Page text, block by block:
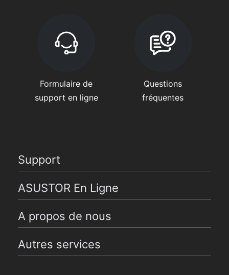
Formulaire de
support en ligne
Questions
fréquentes
Support
ASUSTOR En Ligne
A propos de nous
Autres services